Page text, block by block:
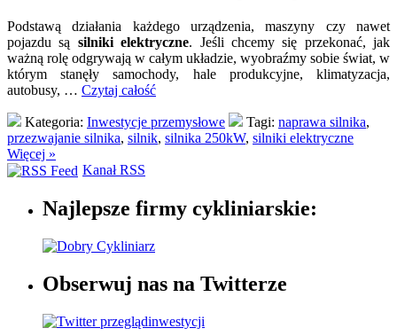
Podstawą działania każdego urządzenia, maszyny czy nawet
pojazdu są silniki elektryczne. Jeśli chcemy się przekonać, jak
ważną rolę odgrywają w całym układzie, wyobraźmy sobie świat, w
którym stanęły samochody, hale produkcyjne, klimatyzacja,
autobusy, … Czytaj całość
Kategoria: Inwestycje przemysłowe Tagi: naprawa silnika,
przezwajanie silnika, silnik, silnika 250kW, silniki elektryczne
Więcej »
Kanał RSS
Najlepsze firmy cykliniarskie:
Obserwuj nas na Twitterze